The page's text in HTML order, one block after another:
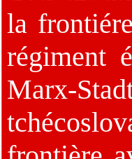
la
régiment
Marx-